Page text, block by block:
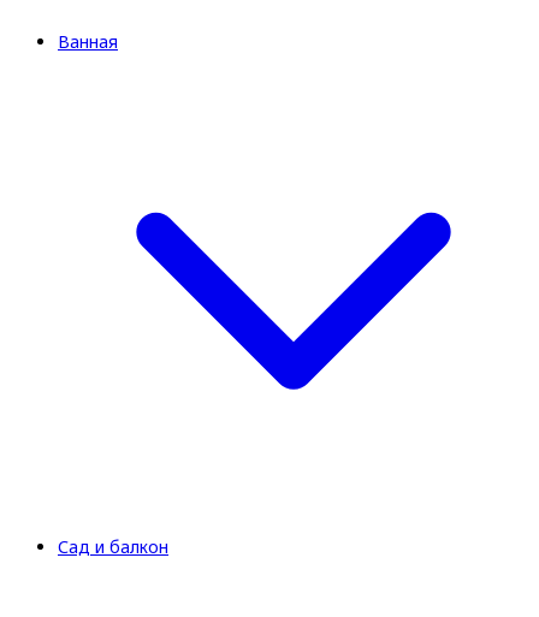
Ванная
Сад и балкон